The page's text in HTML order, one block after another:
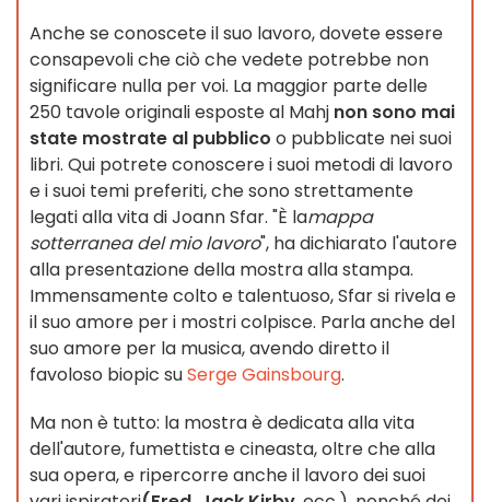
Anche se conoscete il suo lavoro, dovete essere
consapevoli che ciò che vedete potrebbe non
significare nulla per voi. La maggior parte delle
250 tavole originali esposte al Mahj non sono mai
state mostrate al pubblico o pubblicate nei suoi
libri. Qui potrete conoscere i suoi metodi di lavoro
e i suoi temi preferiti, che sono strettamente
legati alla vita di Joann Sfar. "È lamappa
sotterranea del mio lavoro", ha dichiarato l'autore
alla presentazione della mostra alla stampa.
Immensamente colto e talentuoso, Sfar si rivela e
il suo amore per i mostri colpisce. Parla anche del
suo amore per la musica, avendo diretto il
favoloso biopic suSerge Gainsbourg.
Ma non è tutto: la mostra è dedicata alla vita
dell'autore, fumettista e cineasta, oltre che alla
sua opera, e ripercorre anche il lavoro dei suoi